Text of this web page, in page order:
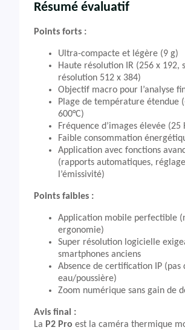
Résumé évaluatif
Points forts :
Ultra-compacte et légère (9 g)
Haute résolution IR (256 x 192,
résolution 512 x 384)
Objectif macro pour l’analyse
Plage de température étendue
600°C)
Fréquence d’images élevée (25
Faible consommation
Application avec fonctions
(rapports automatiques,
l’émissivité)
Points faibles :
Application mobile perfectible
ergonomie)
Super résolution logicielle
smartphones anciens
Absence de certification IP (pas
eau/poussière)
Zoom numérique sans gain de
Avis final :
La P2 Pro est la caméra thermique